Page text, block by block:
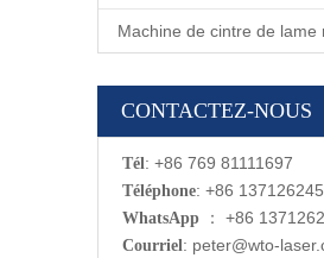
CONTACTEZ-NOUS
Tél: +86 769 81111697
Téléphone: +86
WhatsApp ： +86
Courriel: peter@wto-